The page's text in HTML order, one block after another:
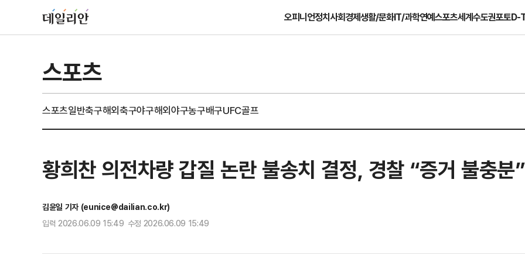
오피니언정치사회경제생활/문화IT/과학연예스포츠세계수도권포토D-
스포츠
스포츠일반축구해외축구야구해외야구농구배구UFC골프
황희찬 의전차량 갑질 논란 불송치 결정, 경찰 “증거 불충분”
김윤일 기자 (eunice@dailian.co.kr)
입력 2026.06.09 15:49 수정 2026.06.09 15:49